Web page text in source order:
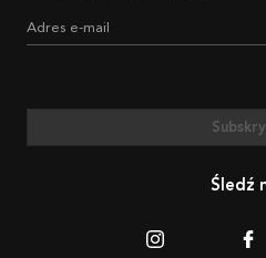
Adres e-mail
Śledź